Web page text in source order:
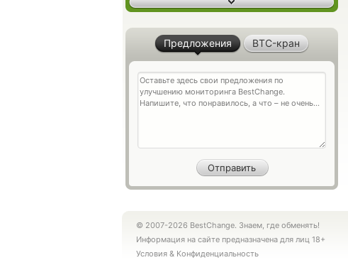
Предложения BTC-кран
© 2007-2026 BestChange. Знаем, где обменять!
Информация на сайте предназначена для лиц 18+
Условия & Конфиденциальность